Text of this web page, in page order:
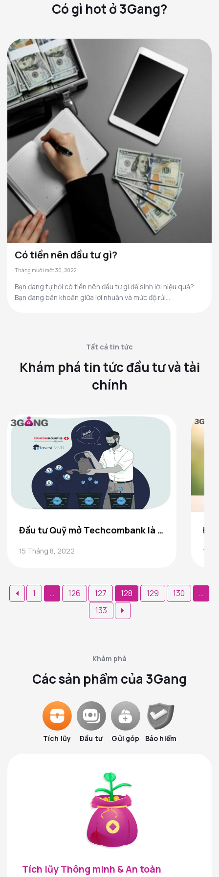
Có gì hot ở 3Gang?
Có tiền nên đầu tư gì?
Tháng mười một 30, 2022
Bạn đang tự hỏi có tiền nên đầu tư gì để sinh lời hiệu quả?
Bạn đang băn khoăn giữa lợi nhuận và mức độ rủi...
Tất cả tin tức
Khám phá tin tức đầu tư và tài
chính
Đầu tư Quỹ mở Techcombank là gì? Có nên đầu tư Quỹ mở Techcombank không?
15 Tháng 8, 2022 15
Phân
trang
1 … 126 127 128 129 130
…
133
Khám phá
Các sản phẩm của 3Gang
Tích lũy Đầu tư Gửi góp Bảo hiểm
Tích lũy Thông minh & An toàn